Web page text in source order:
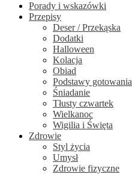
Porady i wskazówki
Przepisy
Deser / Przekąska
Dodatki
Halloween
Kolacja
Obiad
Podstawy gotowania
Śniadanie
Tłusty czwartek
Wielkanoc
Wigilia i Święta
Zdrowie
Styl życia
Umysł
Zdrowie fizyczne